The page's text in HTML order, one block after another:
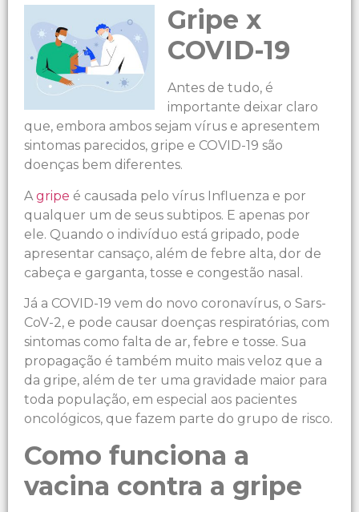
Gripe x
COVID-19
Antes de tudo, é
importante deixar claro
que, embora ambos sejam vírus e apresentem
sintomas parecidos, gripe e COVID-19 são
doenças bem diferentes.
A gripe é causada pelo vírus Influenza e por
qualquer um de seus subtipos. E apenas por
ele. Quando o indivíduo está gripado, pode
apresentar cansaço, além de febre alta, dor de
cabeça e garganta, tosse e congestão nasal.
Já a COVID-19 vem do novo coronavírus, o Sars-
CoV-2, e pode causar doenças respiratórias, com
sintomas como falta de ar, febre e tosse. Sua
propagação é também muito mais veloz que a
da gripe, além de ter uma gravidade maior para
toda população, em especial aos pacientes
oncológicos, que fazem parte do grupo de risco.
Como funciona a
vacina contra a gripe